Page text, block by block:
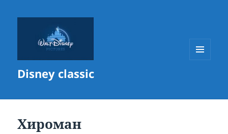
Disney classic
Хироман